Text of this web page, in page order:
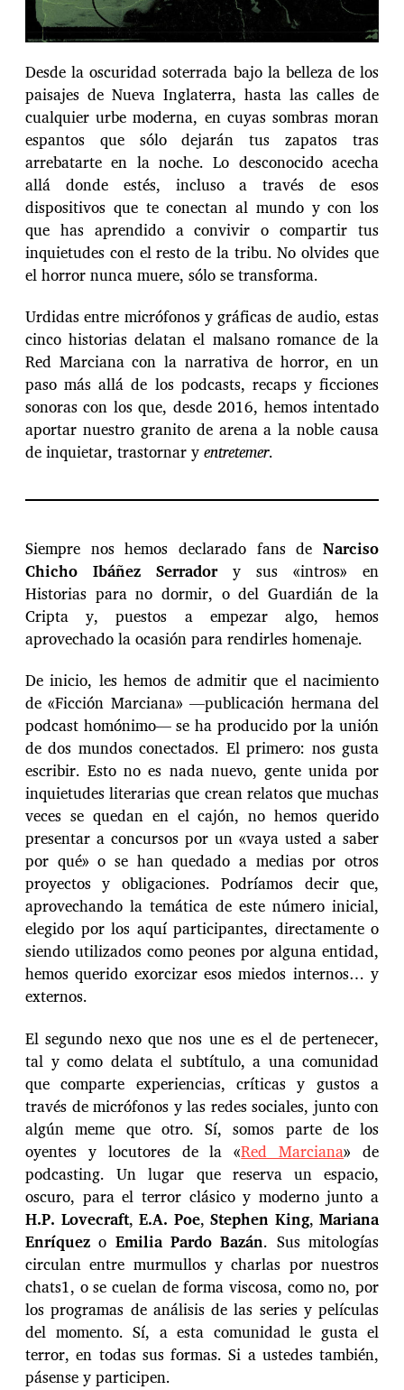
Desde la oscuridad soterrada bajo la belleza de los
paisajes de Nueva Inglaterra, hasta las calles de
cualquier urbe moderna, en cuyas sombras moran
espantos que sólo dejarán tus zapatos tras
arrebatarte en la noche. Lo desconocido acecha
allá donde estés, incluso a través de esos
dispositivos que te conectan al mundo y con los
que has aprendido a convivir o compartir tus
inquietudes con el resto de la tribu. No olvides que
el horror nunca muere, sólo se transforma.
Urdidas entre micrófonos y gráficas de audio, estas
cinco historias delatan el malsano romance de la
Red Marciana con la narrativa de horror, en un
paso más allá de los podcasts, recaps y ficciones
sonoras con los que, desde 2016, hemos intentado
aportar nuestro granito de arena a la noble causa
de inquietar, trastornar yentretemer.
Siempre nos hemos declarado fans de Narciso
Chicho Ibáñez Serradory sus «intros» en
Historias para no dormir, o del Guardián de la
Cripta y, puestos a empezar algo, hemos
aprovechado la ocasión para rendirles homenaje.
De inicio, les hemos de admitir que el nacimiento
de «Ficción Marciana» —publicación hermana del
podcast homónimo— se ha producido por la unión
de dos mundos conectados. El primero: nos gusta
escribir. Esto no es nada nuevo, gente unida por
inquietudes literarias que crean relatos que muchas
veces se quedan en el cajón, no hemos querido
presentar a concursos por un «vaya usted a saber
por qué» o se han quedado a medias por otros
proyectos y obligaciones. Podríamos decir que,
aprovechando la temática de este número inicial,
elegido por los aquí participantes, directamente o
siendo utilizados como peones por alguna entidad,
hemos querido exorcizar esos miedos internos… y
externos.
El segundo nexo que nos une es el de pertenecer,
tal y como delata el subtítulo, a una comunidad
que comparte experiencias, críticas y gustos a
través de micrófonos y las redes sociales, junto con
algún meme que otro. Sí, somos parte de los
oyentes y locutores de la «Red Marciana» de
podcasting. Un lugar que reserva un espacio,
oscuro, para el terror clásico y moderno junto a
H.P. Lovecraft, E.A. Poe, Stephen King, Mariana
Enríquez o Emilia Pardo Bazán. Sus mitologías
circulan entre murmullos y charlas por nuestros
chats1, o se cuelan de forma viscosa, como no, por
los programas de análisis de las series y películas
del momento. Sí, a esta comunidad le gusta el
terror, en todas sus formas. Si a ustedes también,
pásense y participen.